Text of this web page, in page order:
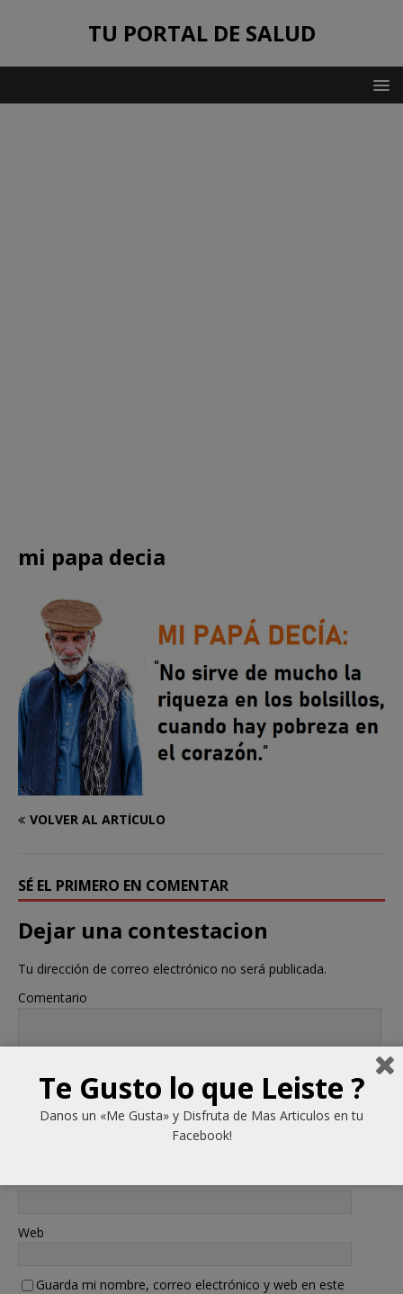
TU PORTAL DE SALUD
mi papa decia
VOLVER AL ARTÍCULO
SÉ EL PRIMERO EN COMENTAR
Dejar una contestacion
Tu dirección de correo electrónico no será publicada.
Comentario
Web
Guarda mi nombre, correo electrónico y web en este
Te Gusto lo que Leiste ?
Danos un «Me Gusta» y Disfruta de Mas Articulos en tu
Facebook!